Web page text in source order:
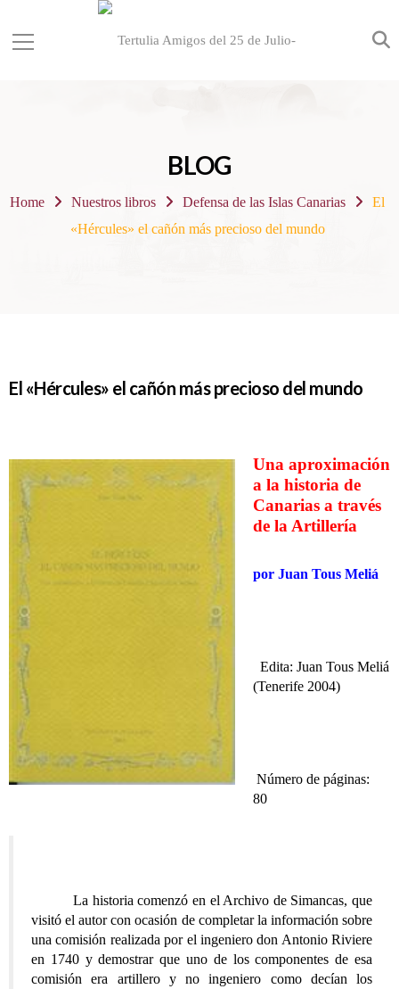
BLOG
Home Nuestros libros Defensa de las Islas Canarias
El
«Hércules» el cañón más precioso del mundo
El «Hércules» el cañón más precioso del mundo
Una aproximación
a la historia de
Canarias a través
de la Artillería
por Juan Tous Meliá
Edita: Juan Tous Meliá
(Tenerife 2004)
Número de páginas:
80
La historia comenzó en el Archivo de Simancas, que
visitó el autor con ocasión de completar la información sobre
una comisión realizada por el ingeniero don Antonio Riviere
en 1740 y demostrar que uno de los componentes de esa
comisión era artillero y no ingeniero como decían los